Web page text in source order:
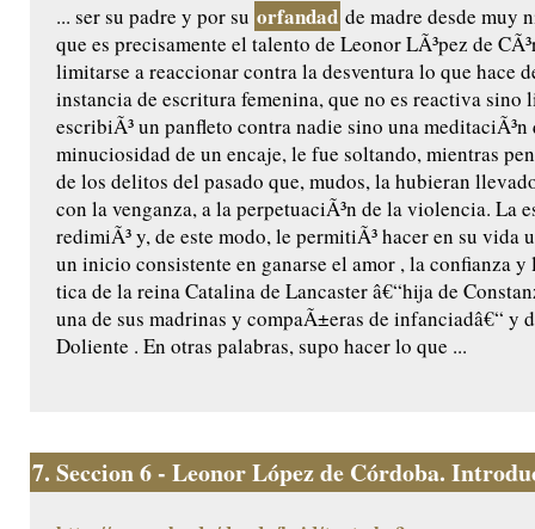
... ser su padre y por su orfandad de madre desde muy
que es precisamente el talento de Leonor LÃ³pez de
limitarse a reaccionar contra la desventura lo que hace
instancia de escritura femenina, que no es reactiva sino
escribiÃ³ un panfleto contra nadie sino una meditaciÃ³n
minuciosidad de un encaje, le fue soltando, mientras
de los delitos del pasado que, mudos, la hubieran
con la venganza, a la perpetuaciÃ³n de la violencia. La
redimiÃ³ y, de este modo, le permitiÃ³ hacer en su vida
un inicio consistente en ganarse el amor , la confianza
tica de la reina Catalina de Lancaster â€“hija de
una de sus madrinas y compaÃ±eras de infanciadâ€“ y
Doliente . En otras palabras, supo hacer lo que ...
7. Seccion 6 - Leonor López de Córdoba.